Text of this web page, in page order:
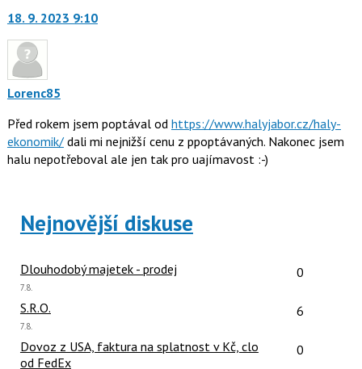
jako
18. 9. 2023 9:10
Lorenc85
Před rokem jsem poptával od https://www.halyjabor.cz/haly-
ekonomik/dali mi nejnižší cenu z ppoptávaných. Nakonec jsem
halu nepotřeboval ale jen tak pro uajímavost :-)
Nejnovější diskuse
Dlouhodobý majetek - prodej Počet
0
Poslední
7.8.
S.R.O. Počet
6
Poslední
7.8.
Dovoz z USA, faktura na splatnost v Kč, clo
od FedEx
Počet
0